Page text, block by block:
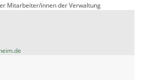
Mitarbeiter/innen der Verwaltung